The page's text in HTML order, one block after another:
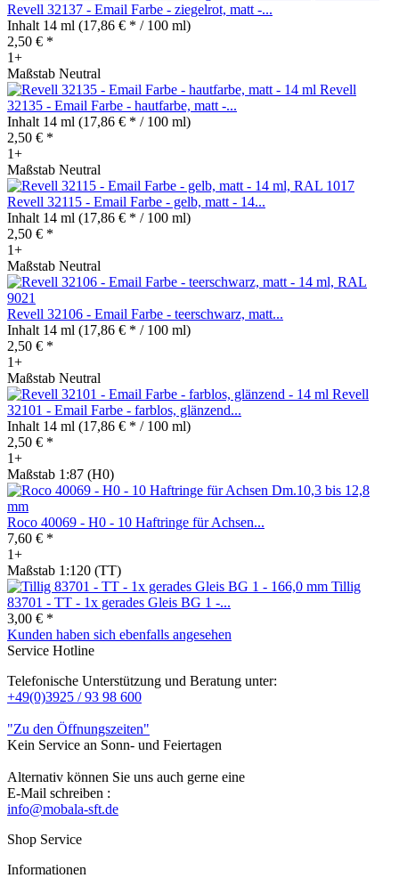
Revell 32137 - Email Farbe - ziegelrot, matt -...
Inhalt 14 ml (17,86 € * / 100 ml)
2,50 € *
1+
Maßstab Neutral
Revell
32135 - Email Farbe - hautfarbe, matt -...
Inhalt 14 ml (17,86 € * / 100 ml)
2,50 € *
1+
Maßstab Neutral
Revell 32115 - Email Farbe - gelb, matt - 14...
Inhalt 14 ml (17,86 € * / 100 ml)
2,50 € *
1+
Maßstab Neutral
Revell 32106 - Email Farbe - teerschwarz, matt...
Inhalt 14 ml (17,86 € * / 100 ml)
2,50 € *
1+
Maßstab Neutral
Revell
32101 - Email Farbe - farblos, glänzend...
Inhalt 14 ml (17,86 € * / 100 ml)
2,50 € *
1+
Maßstab 1:87 (H0)
Roco 40069 - H0 - 10 Haftringe für Achsen...
7,60 € *
1+
Maßstab 1:120 (TT)
Tillig
83701 - TT - 1x gerades Gleis BG 1 -...
3,00 € *
Kunden haben sich ebenfalls angesehen
Service Hotline
Telefonische Unterstützung und Beratung unter:
+49(0)3925 / 93 98 600
"Zu den Öffnungszeiten"
Kein Service an Sonn- und Feiertagen
Alternativ können Sie uns auch gerne eine
E-Mail schreiben :
info@mobala-sft.de
Shop Service
Informationen